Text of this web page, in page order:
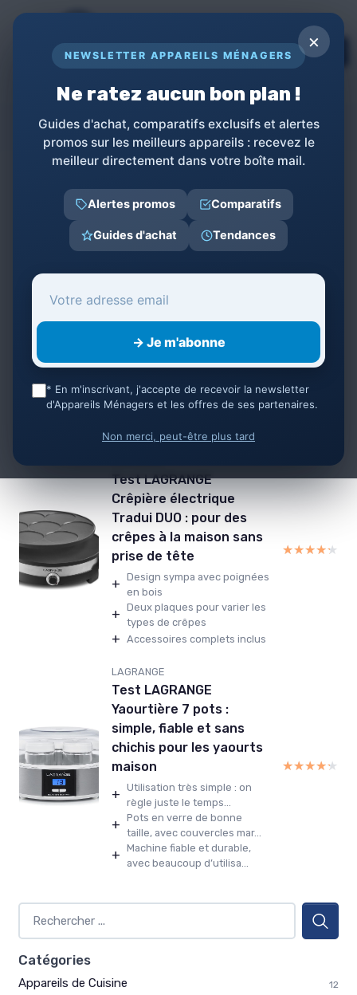
LE GUIDE COMPLET POUR APPAREILS
MÉNAGERS
TOPs
LAGRANGE
Nos tests produits LAGRANGE
LAGRANGE
pragmatique pour les
amateurs de brunch à la
maison
Cuisson personnalisée
+
Plaques interchangeables
pratiques
Test LAGRANGE
Crêpière électrique
Tradui DUO : pour des
crêpes à la maison sans
prise de tête
+ Design sympa avec poignées
en bois
+ Deux plaques pour varier les
types de crêpes
+ Accessoires complets inclus
★★★★★
★★★★★
LAGRANGE
Test LAGRANGE
Yaourtière 7 pots :
simple, fiable et sans
chichis pour les yaourts
maison
+ Utilisation très simple : on
règle juste le temps...
+ Pots en verre de bonne
taille, avec couvercles mar...
+ Machine fiable et durable,
avec beaucoup d’utilisa...
★★★★★
★★★★★
Catégories
Appareils de Cuisine 12
×
NEWSLETTER APPAREILS MÉNAGERS
Ne ratez aucun bon plan !
Guides d'achat, comparatifs exclusifs et alertes
promos sur les meilleurs appareils : recevez le
meilleur directement dans votre boîte mail.
Alertes promos Comparatifs
Guides d'achat Tendances
→ Je m'abonne
* En m'inscrivant, j'accepte de recevoir la newsletter
d'Appareils Ménagers et les offres de ses partenaires.
Non merci, peut-être plus tard
Panneau de gestion des cookies